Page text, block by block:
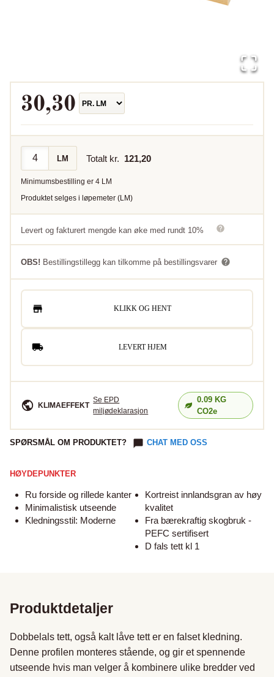
30,30
LM Totalt kr. 121,20
Minimumsbestilling er 4 LM
Produktet selges i løpemeter (LM)
Levert og fakturert mengde kan øke med rundt 10%
OBS! Bestillingstillegg kan tilkomme på bestillingsvarer
KLIKK OG HENT
LEVERT HJEM
KLIMAEFFEKT
Se EPD
miljødeklarasjon
0.09KG
CO2e
SPØRSMÅL OM PRODUKTET? CHAT MED OSS
HØYDEPUNKTER
Ru forside og rillede kanter
Minimalistisk utseende
Kledningsstil: Moderne
Kortreist innlandsgran av høy
kvalitet
Fra bærekraftig skogbruk -
PEFC sertifisert
D fals tett kl 1
Produktdetaljer
Dobbelals tett, også kalt låve tett er en falset kledning.
Denne profilen monteres stående, og gir et spennende
utseende hvis man velger å kombinere ulike bredder ved